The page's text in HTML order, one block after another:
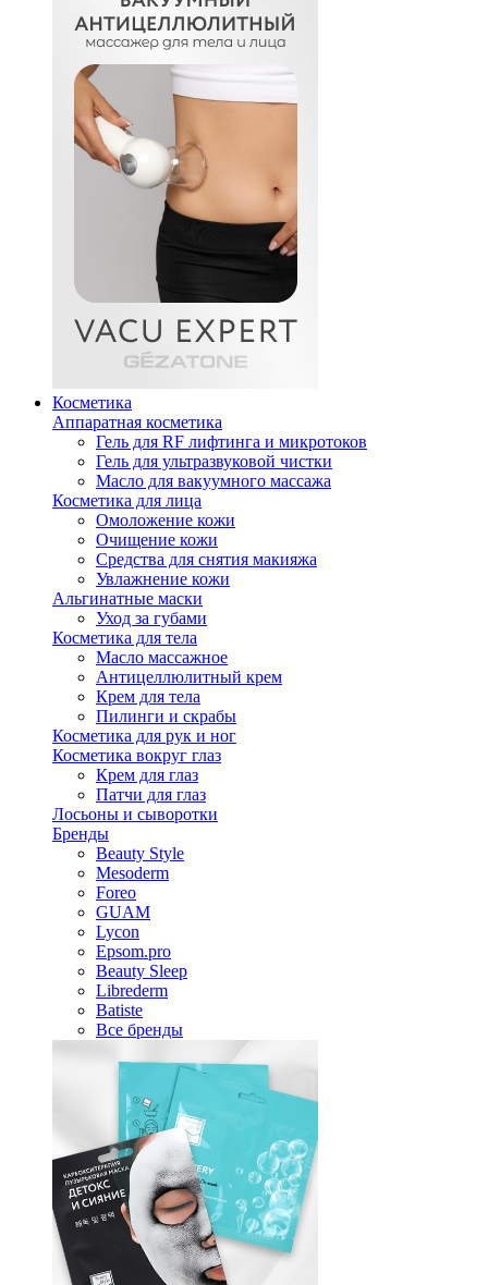
Косметика
Аппаратная косметика
Гель для RF лифтинга и микротоков
Гель для ультразвуковой чистки
Масло для вакуумного массажа
Косметика для лица
Омоложение кожи
Очищение кожи
Средства для снятия макияжа
Увлажнение кожи
Альгинатные маски
Уход за губами
Косметика для тела
Масло массажное
Антицеллюлитный крем
Крем для тела
Пилинги и скрабы
Косметика для рук и ног
Косметика вокруг глаз
Крем для глаз
Патчи для глаз
Лосьоны и сыворотки
Бренды
Beauty Style
Mesoderm
Foreo
GUAM
Lycon
Epsom.pro
Beauty Sleep
Librederm
Batiste
Все бренды